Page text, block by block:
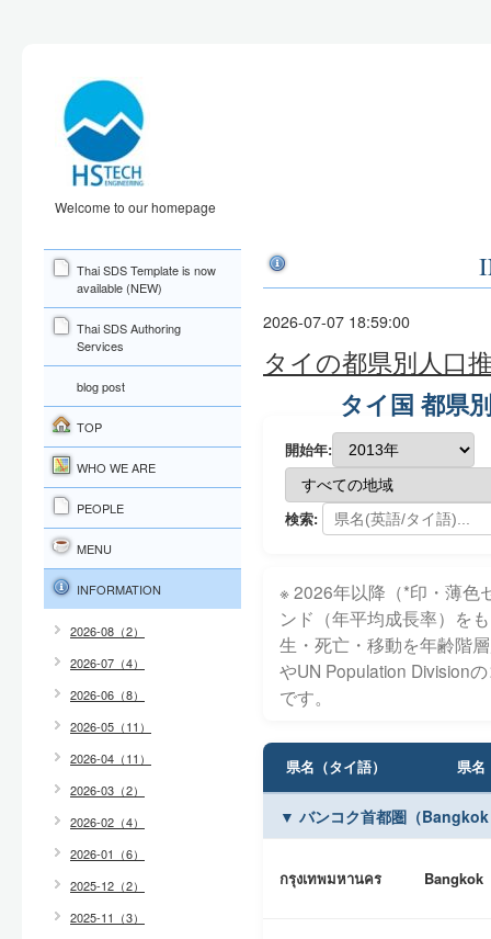
Welcome to our homepage
2026-07-07 18:59:00
タイの都県別人口
タイ国 都県
開始年:
検索:
※ 2026年以降（*印・薄色
ンド（年平均成長率）を
生・死亡・移動を年齢階
やUN Population Division
です。
県名（タイ語） 県名
▼ バンコク首都圏（
กรุงเทพมหานคร Bangkok
Thai SDS Template is now
available (NEW)
Thai SDS Authoring
Services
blog post
TOP
WHO WE ARE
PEOPLE
MENU
INFORMATION
2026-08（2）
2026-07（4）
2026-06（8）
2026-05（11）
2026-04（11）
2026-03（2）
2026-02（4）
2026-01（6）
2025-12（2）
2025-11（3）